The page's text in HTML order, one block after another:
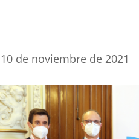
Fecha
la
noticia
10 de noviembre de 2021